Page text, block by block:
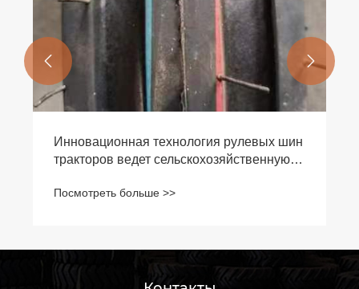
Основные моменты обслуживания шин
ведущих и ведомых колес орудия I-3C
Посмотреть больше >>
 